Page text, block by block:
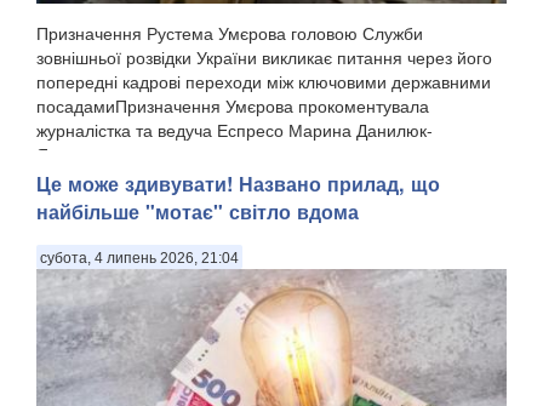
Призначення Рустема Умєрова головою Служби
зовнішньої розвідки України викликає питання через його
попередні кадрові переходи між ключовими державними
посадамиПризначення Умєрова прокоментувала
журналістка та ведуча Еспресо Марина Данилюк-
Ярмолаєва у п...
Це може здивувати! Названо прилад, що
найбільше "мотає" світло вдома
субота, 4 липень 2026, 21:04